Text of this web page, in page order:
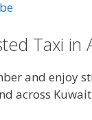
Taxi in
and enjoy
across